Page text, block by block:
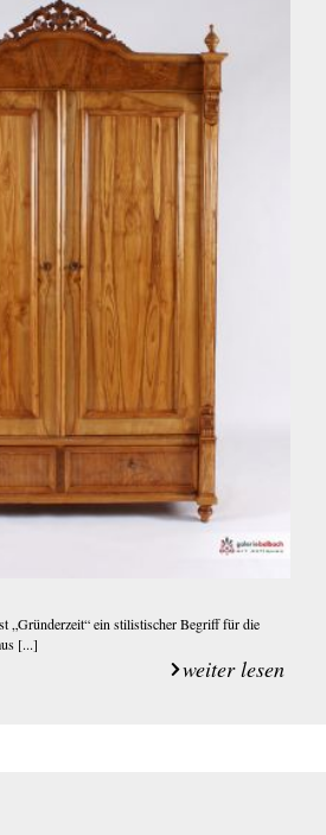
„Gründerzeit“ ein stilistischer Begriff für die
[...]
weiter lesen